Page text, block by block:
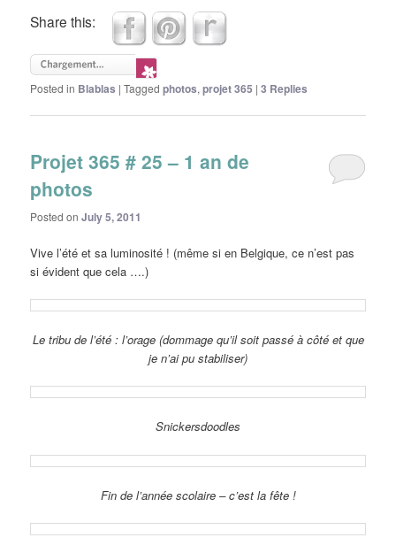
Share this:
Posted in Blablas |Tagged photos,projet 365 |3 Replies
Projet 365 # 25 – 1 an de
photos
Posted onJuly 5, 2011
Vive l’été et sa luminosité ! (même si en Belgique, ce n’est pas
si évident que cela ….)
Le tribu de l’été : l’orage (dommage qu’il soit passé à côté et que
je n’ai pu stabiliser)
Snickersdoodles
Fin de l’année scolaire – c’est la fête !